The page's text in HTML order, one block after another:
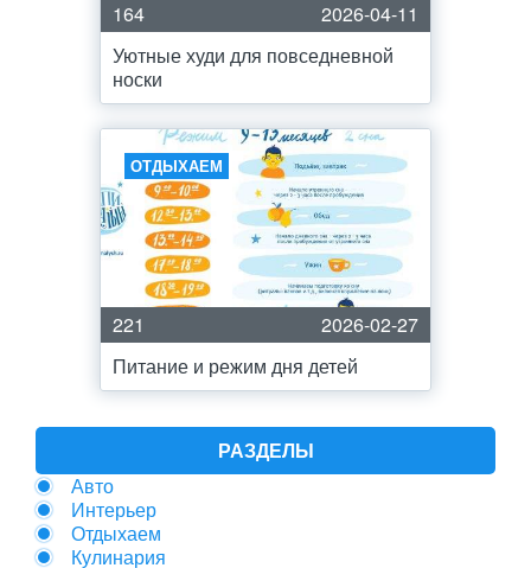
164
2026-04-11
Уютные худи для повседневной
носки
ОТДЫХАЕМ
221
2026-02-27
Питание и режим дня детей
РАЗДЕЛЫ
Авто
Интерьер
Отдыхаем
Кулинария